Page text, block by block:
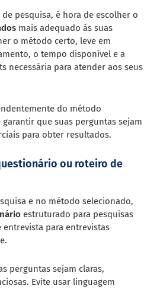
pesquisa, é hora de escolher o
mais adequado às suas
o método certo, leve em
o tempo disponível e a
necessária para atender aos seus
do método
que suas perguntas sejam
para obter resultados.
ou roteiro de
e no método selecionado,
estruturado para pesquisas
para entrevistas
perguntas sejam claras,
Evite usar linguagem